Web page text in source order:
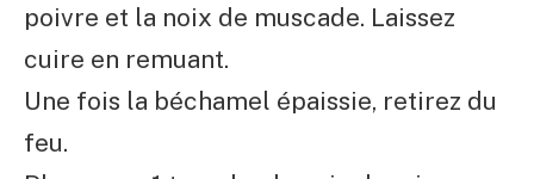
poivre et la noix de muscade. Laissez
cuire en remuant.
Une fois la béchamel épaissie, retirez du
feu.